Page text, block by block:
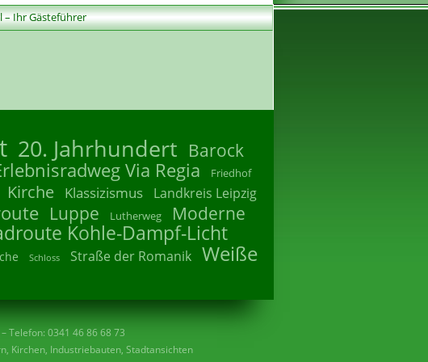
– Ihr Gästeführer
20. Jahrhundert Barock
Via Regia Friedhof
Kirche Klassizismus Landkreis Leipzig
Luppe Lutherweg Moderne
Kohle-Dampf-Licht
Schloss Straße der Romanik Weiße
Telefon: 0341 46 86 68 73
Kirchen, Industriebauten, Stadtansichten